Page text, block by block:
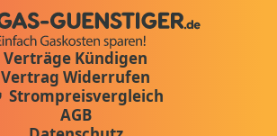
Verträge Kündigen
Vertrag Widerrufen
Strompreisvergleich
AGB